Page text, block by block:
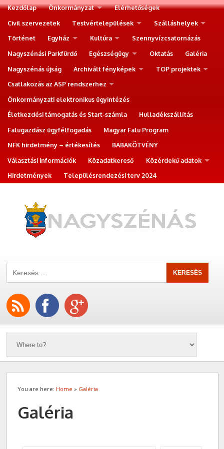
Kezdőlap Önkormányzat
Elérhetőségek
Civil szervezetek
Testvértelepülések
Szálláshelyek
Történet
Egyház Kultúra
Szennyvízcsatornázás
Nagyszénási Parkfürdő
Egészségügy Oktatás
Galéria
Nagyszénás újság
Archivált fényképek
TOP projektek
Csatlakozás az ASP rendszerhez
Önkormányzati elektronikus ügyintézés
Életkezdési támogatás és Start-számla
Hulladékszállítás
Falugazdász ügyfélfogadás
Magyar Falu Program
NFK hirdetmény – értékesítés
BABAKÖTVÉNY
Választási információk
Közadatkereső
Közérdekű adatok
Hirdetmények
Településrendezési terv 2024
You are here: Home » Galéria
Galéria